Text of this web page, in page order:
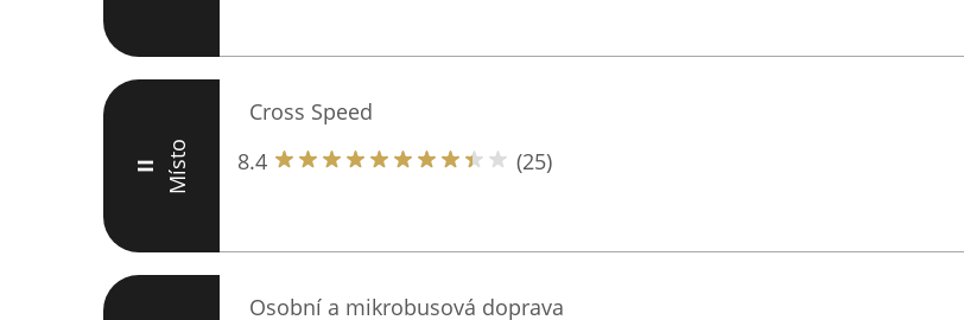
II Místo
Cross Speed
8.4
(25)
Osobní a mikrobusová doprava